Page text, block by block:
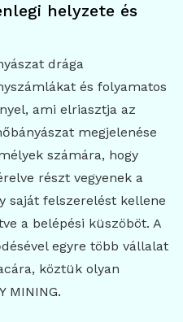
helyzete és
drága
és folyamatos
ami elriasztja az
megjelenése
számára, hogy
részt vegyenek a
saját felszerelést kellene
a belépési küszöböt. A
egyre több vállalat
köztük olyan
MINING.